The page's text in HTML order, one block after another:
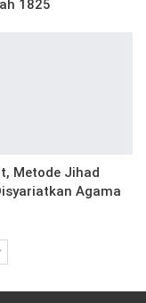
1825
Metode Jihad
Agama